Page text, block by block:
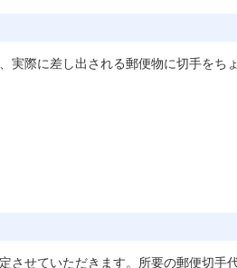
実際に差し出される郵便物に切手をちょ
させていただきます。所要の郵便切手